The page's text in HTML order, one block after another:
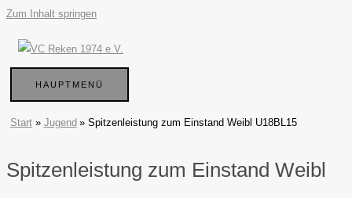
Zum Inhalt springen
HAUPTMENÜ
Start Jugend Spitzenleistung zum Einstand Weibl U18BL15
Spitzenleistung zum Einstand Weibl